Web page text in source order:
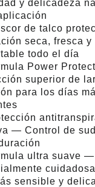
y delicadeza
de talco
seca, fresca y
todo el día
Power Protect
superior de
para los días
— Control de
ultra suave —
sensible y